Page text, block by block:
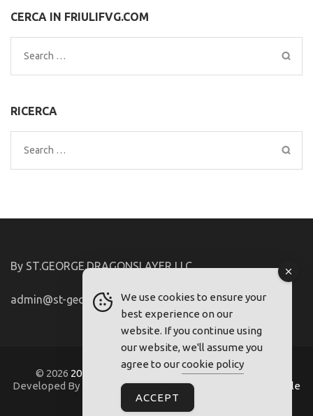
CERCA IN FRIULIFVG.COM
Search
for:
RICERCA
Search
for:
By ST.GEORGE.DRAGONSLAYER LLC
admin@st-george-dragonslayer.com
© 2026 2021-22.FriuliVG.com
. Metro Magazine Pro |
Developed By
Rara Theme. Powered by Regole
We use cookies to ensure your
best experience on our
website. If you continue using
our website, we'll assume you
agree to ourcookie policy
ACCEPT